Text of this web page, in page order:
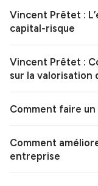
Vincent Prêtet :
capital-risque
Vincent Prêtet :
sur la valorisation
Comment faire
Comment
entreprise